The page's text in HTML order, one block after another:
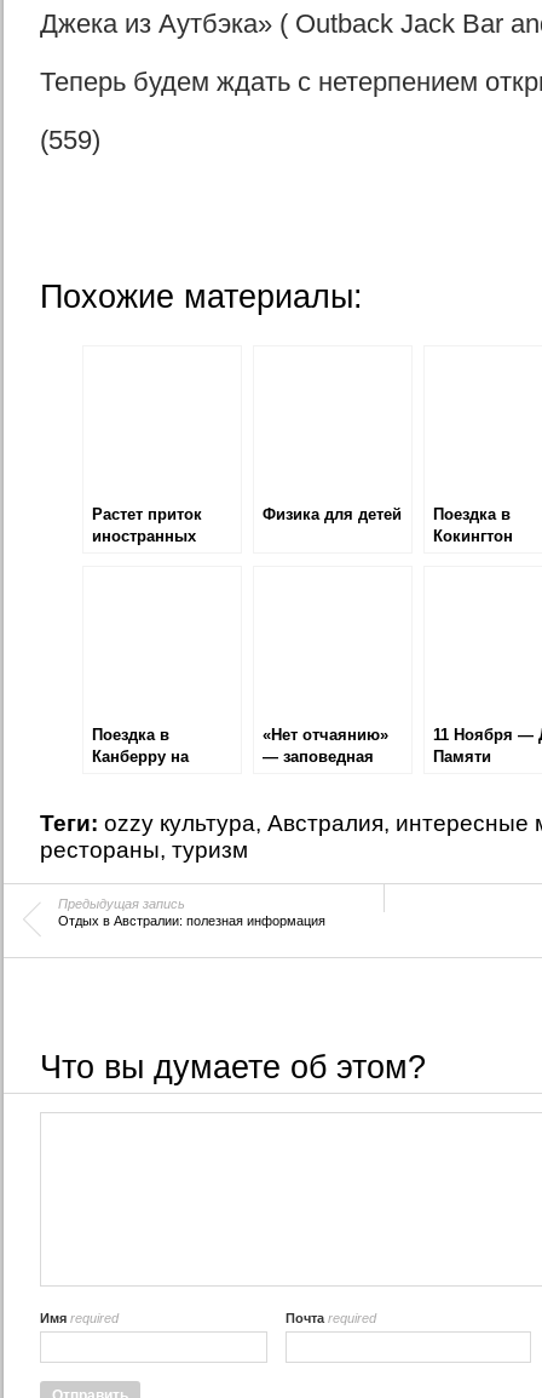
Джека из Аутбэка» ( Outback Jack Bar
Теперь будем ждать с нетерпением
(559)
Похожие материалы:
Растет приток
иностранных
Физика для детей
Поездка в
Кокингтон
Поездка в
Канберру на
«Нет отчаянию»
— заповедная
11 Ноября —
Памяти
Теги: ozzy культура, Австралия, интересные
рестораны, туризм
Предыдущая запись
Отдых в Австралии: полезная информация
Что вы думаете об этом?
Имя required Почта required